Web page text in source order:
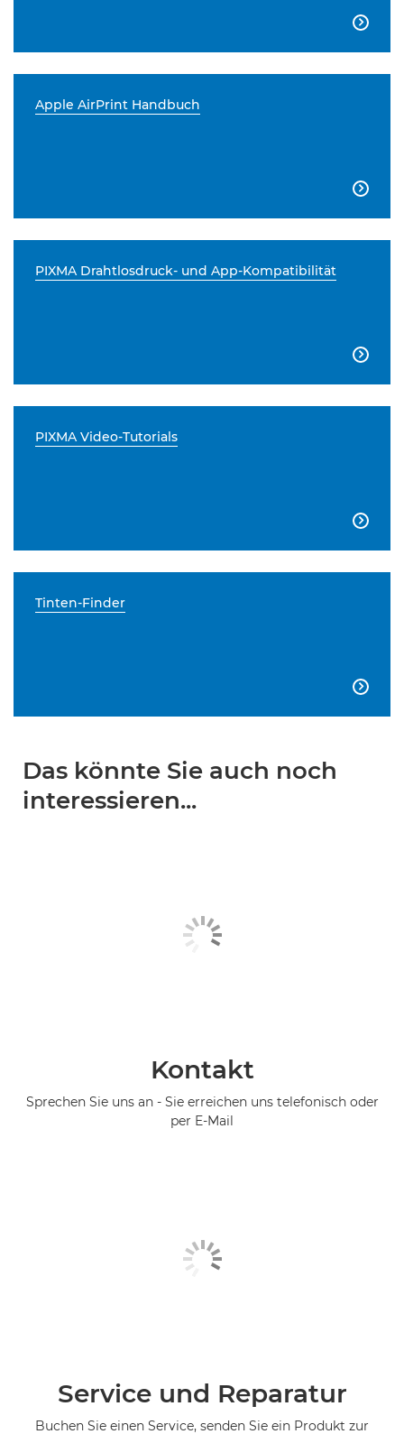

Apple AirPrint Handbuch

PIXMA Drahtlosdruck- und App-Kompatibilität

PIXMA Video-Tutorials

Tinten-Finder

Das könnte Sie auch noch
interessieren...
Kontakt
Sprechen Sie uns an - Sie erreichen uns telefonisch oder
per E-Mail
Service und Reparatur
Buchen Sie einen Service, senden Sie ein Produkt zur